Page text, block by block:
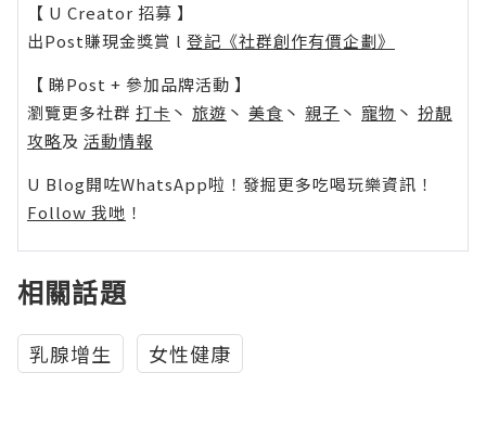
【 U Creator 招募 】
出Post賺現金獎賞 l 登記《社群創作有價企劃》
【 睇Post + 參加品牌活動 】
瀏覽更多社群 打卡 丶 旅遊 丶 美食 丶 親子 丶 寵物 丶 扮靚
攻略及 活動情報
U Blog開咗WhatsApp啦！發掘更多吃喝玩樂資訊！
Follow 我哋 ！
相關話題
乳腺增生 女性健康